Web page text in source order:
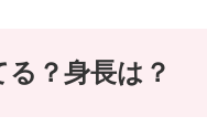
？身長は？